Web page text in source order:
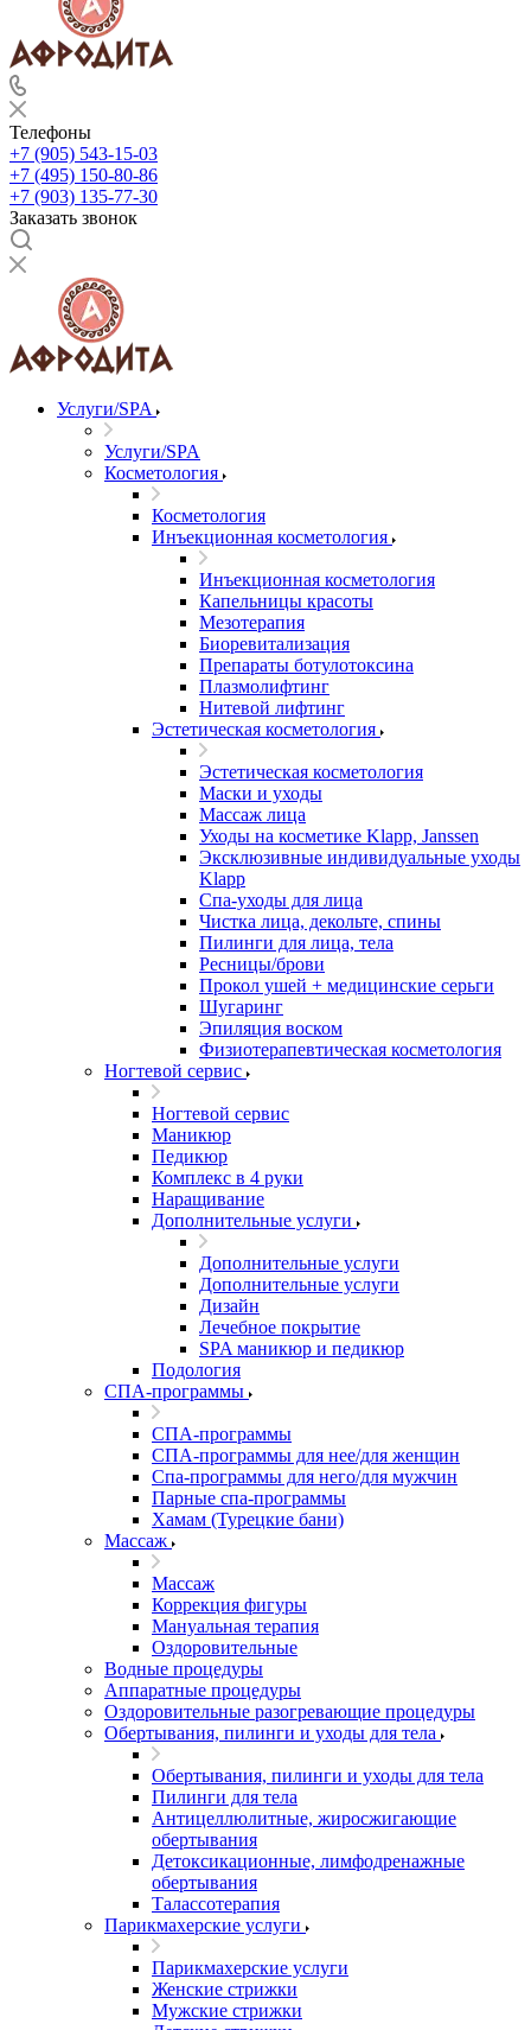
Телефоны
+7 (905) 543-15-03
+7 (495) 150-80-86
+7 (903) 135-77-30
Заказать звонок
Услуги/SPA
Услуги/SPA
Косметология
Косметология
Инъекционная косметология
Инъекционная косметология
Капельницы красоты
Мезотерапия
Биоревитализация
Препараты ботулотоксина
Плазмолифтинг
Нитевой лифтинг
Эстетическая косметология
Эстетическая косметология
Маски и уходы
Массаж лица
Уходы на косметике Klapp, Janssen
Эксклюзивные индивидуальные уходы
Klapp
Спа-уходы для лица
Чистка лица, декольте, спины
Пилинги для лица, тела
Ресницы/брови
Прокол ушей + медицинские серьги
Шугаринг
Эпиляция воском
Физиотерапевтическая косметология
Ногтевой сервис
Ногтевой сервис
Маникюр
Педикюр
Комплекс в 4 руки
Наращивание
Дополнительные услуги
Дополнительные услуги
Дополнительные услуги
Дизайн
Лечебное покрытие
SPA маникюр и педикюр
Подология
СПА-программы
СПА-программы
СПА-программы для нее/для женщин
Спа-программы для него/для мужчин
Парные спа-программы
Хамам (Турецкие бани)
Массаж
Массаж
Коррекция фигуры
Мануальная терапия
Оздоровительные
Водные процедуры
Аппаратные процедуры
Оздоровительные разогревающие процедуры
Обертывания, пилинги и уходы для тела
Обертывания, пилинги и уходы для тела
Пилинги для тела
Антицеллюлитные, жиросжигающие
обертывания
Детоксикационные, лимфодренажные
обертывания
Талассотерапия
Парикмахерские услуги
Парикмахерские услуги
Женские стрижки
Мужские стрижки